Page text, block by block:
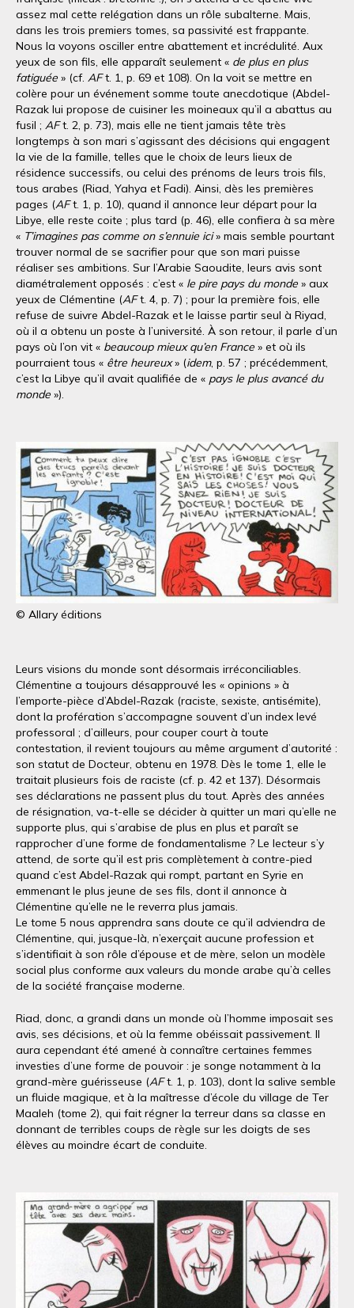
assez mal cette relégation dans un rôle subalterne. Mais,
dans les trois premiers tomes, sa passivité est frappante.
Nous la voyons osciller entre abattement et incrédulité. Aux
yeux de son fils, elle apparaît seulement « de plus en plus
fatiguée » (cf. AFt. 1, p. 69 et 108). On la voit se mettre en
colère pour un événement somme toute anecdotique (Abdel-
Razak lui propose de cuisiner les moineaux qu’il a abattus au
fusil ; AFt. 2, p. 73), mais elle ne tient jamais tête très
longtemps à son mari s’agissant des décisions qui engagent
la vie de la famille, telles que le choix de leurs lieux de
résidence successifs, ou celui des prénoms de leurs trois fils,
tous arabes (Riad, Yahya et Fadi). Ainsi, dès les premières
pages (AFt. 1, p. 10), quand il annonce leur départ pour la
Libye, elle reste coite ; plus tard (p. 46), elle confiera à sa mère
« T’imagines pas comme on s’ennuie ici» mais semble pourtant
trouver normal de se sacrifier pour que son mari puisse
réaliser ses ambitions. Sur l’Arabie Saoudite, leurs avis sont
diamétralement opposés : c’est « le pire pays du monde » aux
yeux de Clémentine (AFt. 4, p. 7) ; pour la première fois, elle
refuse de suivre Abdel-Razak et le laisse partir seul à Riyad,
où il a obtenu un poste à l’université. À son retour, il parle d’un
pays où l’on vit « beaucoup mieux qu’en France » et où ils
pourraient tous « être heureux» (idem, p. 57 ; précédemment,
c’est la Libye qu’il avait qualifiée de « pays le plus avancé du
monde »).
© Allary éditions
Leurs visions du monde sont désormais irréconciliables.
Clémentine a toujours désapprouvé les « opinions » à
l’emporte-pièce d’Abdel-Razak (raciste, sexiste, antisémite),
dont la profération s’accompagne souvent d’un index levé
professoral ; d’ailleurs, pour couper court à toute
contestation, il revient toujours au même argument d’autorité :
son statut de Docteur, obtenu en 1978. Dès le tome 1, elle le
traitait plusieurs fois de raciste (cf. p. 42 et 137). Désormais
ses déclarations ne passent plus du tout. Après des années
de résignation, va-t-elle se décider à quitter un mari qu’elle ne
supporte plus, qui s’arabise de plus en plus et paraît se
rapprocher d’une forme de fondamentalisme ? Le lecteur s’y
attend, de sorte qu’il est pris complètement à contre-pied
quand c’est Abdel-Razak qui rompt, partant en Syrie en
emmenant le plus jeune de ses fils, dont il annonce à
Clémentine qu’elle ne le reverra plus jamais.
Le tome 5 nous apprendra sans doute ce qu’il adviendra de
Clémentine, qui, jusque-là, n’exerçait aucune profession et
s’identifiait à son rôle d’épouse et de mère, selon un modèle
social plus conforme aux valeurs du monde arabe qu’à celles
de la société française moderne.
Riad, donc, a grandi dans un monde où l’homme imposait ses
avis, ses décisions, et où la femme obéissait passivement. Il
aura cependant été amené à connaître certaines femmes
investies d’une forme de pouvoir : je songe notamment à la
grand-mère guérisseuse (AFt. 1, p. 103), dont la salive semble
un fluide magique, et à la maîtresse d’école du village de Ter
Maaleh (tome 2), qui fait régner la terreur dans sa classe en
donnant de terribles coups de règle sur les doigts de ses
élèves au moindre écart de conduite.